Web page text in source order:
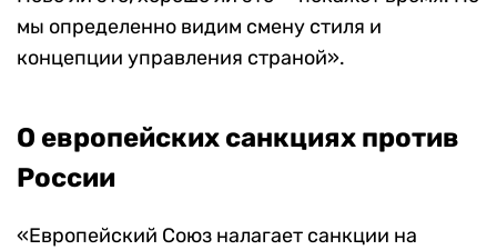
мы определенно видим смену стиля и
концепции управления страной».
О европейских санкциях против
России
«Европейский Союз налагает санкции на